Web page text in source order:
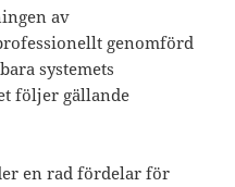
av
genomförd
systemets
följer gällande
en rad fördelar för